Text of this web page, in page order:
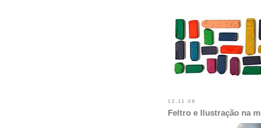
12.11.09
Feltro e Ilustração na